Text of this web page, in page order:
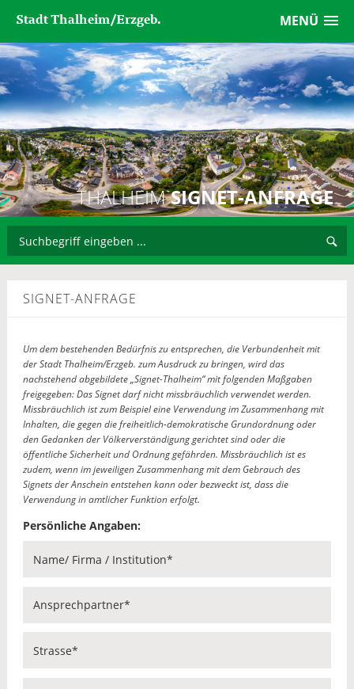
MENÜ
Stadt Thalheim/Erzgeb.
THALHEIMSIGNET-ANFRAGE
SIGNET-ANFRAGE
Um dem bestehenden Bedürfnis zu entsprechen, die Verbundenheit mit
der Stadt Thalheim/Erzgeb. zum Ausdruck zu bringen, wird das
nachstehend abgebildete „Signet-Thalheim“ mit folgenden Maßgaben
freigegeben: Das Signet darf nicht missbräuchlich verwendet werden.
Missbräuchlich ist zum Beispiel eine Verwendung im Zusammenhang mit
Inhalten, die gegen die freiheitlich-demokratische Grundordnung oder
den Gedanken der Völkerverständigung gerichtet sind oder die
öffentliche Sicherheit und Ordnung gefährden. Missbräuchlich ist es
zudem, wenn im jeweiligen Zusammenhang mit dem Gebrauch des
Signets der Anschein entstehen kann oder bezweckt ist, dass die
Verwendung in amtlicher Funktion erfolgt.
Persönliche Angaben: